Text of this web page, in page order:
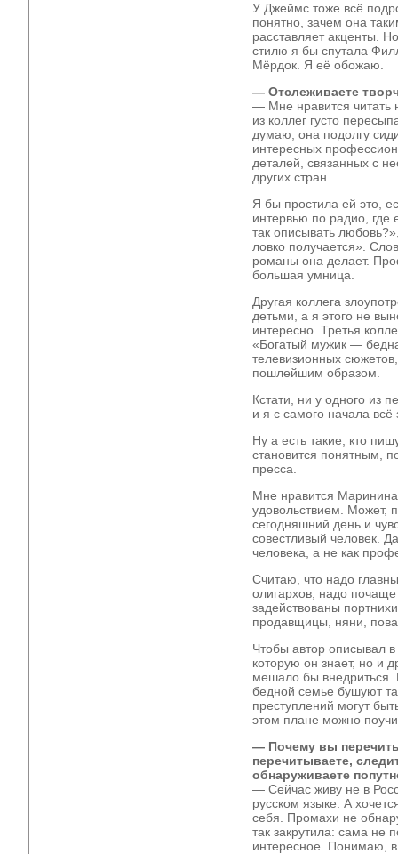
У Джеймс тоже всё
понятно, зачем она
расставляет акценты.
стилю я бы спутала
Мёрдок. Я её обожаю.
— Отслеживаете
— Мне нравится читать
из коллег густо
думаю, она подолгу
интересных
деталей, связанных с
других стран.
Я бы простила ей это,
интервью по радио, где
так описывать
ловко получается».
романы она делает.
большая умница.
Другая коллега
детьми, а я этого не
интересно. Третья
«Богатый мужик —
телевизионных
пошлейшим образом.
Кстати, ни у одного из
и я с самого начала всё
Ну а есть такие, кто
становится понятным,
пресса.
Мне нравится
удовольствием. Может,
сегодняшний день и
совестливый человек.
человека, а не как
Считаю, что надо
олигархов, надо
задействованы
продавщицы, няни,
Чтобы автор описывал
которую он знает, но и
мешало бы внедриться.
бедной семье бушуют
преступлений могут
этом плане можно
— Почему вы
перечитываете,
обнаруживаете
— Сейчас живу не в
русском языке. А
себя. Промахи не
так закрутила: сама не
интересное. Понимаю,